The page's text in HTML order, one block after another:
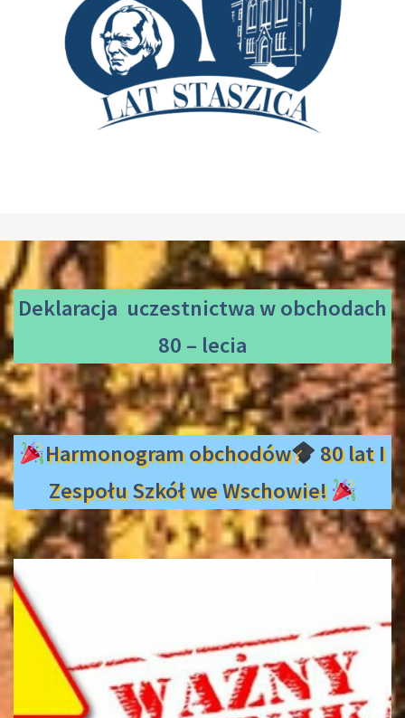
Deklaracja uczestnictwaw obchodach
80 – lecia
Harmonogram obchodów
80 lat I
Zespołu Szkół we Wschowie!